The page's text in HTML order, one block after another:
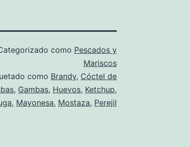
como Pescados y
Mariscos
como Brandy, Cóctel de
, Gambas, Huevos, Ketchup,
, Mayonesa, Mostaza, Perejil